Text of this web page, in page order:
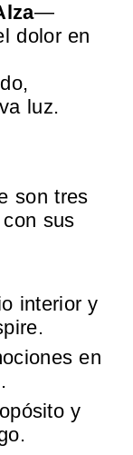
—
dolor en
luz.
son tres
sus
interior y
en
y